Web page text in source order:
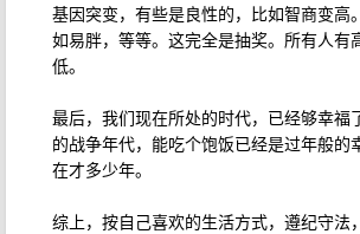
基因突变，有些是良性的，比如智商变高
如易胖，等等。这完全是抽奖。所有人有
低。
最后，我们现在所处的时代，已经够幸福
的战争年代，能吃个饱饭已经是过年般的
在才多少年。
综上，按自己喜欢的生活方式，遵纪守法